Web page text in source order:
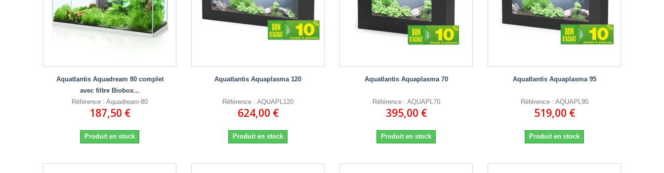
Aquatlantis Aquadream 80 complet
avec filtre Biobox...
Référence : Aquadream-80
187,50 €
Produit en stock
Aquatlantis Aquaplasma 120
Référence : AQUAPL120
624,00 €
Produit en stock
Aquatlantis Aquaplasma 70
Référence : AQUAPL70
395,00 €
Produit en stock
Aquatlantis Aquaplasma 95
Référence : AQUAPL95
519,00 €
Produit en stock